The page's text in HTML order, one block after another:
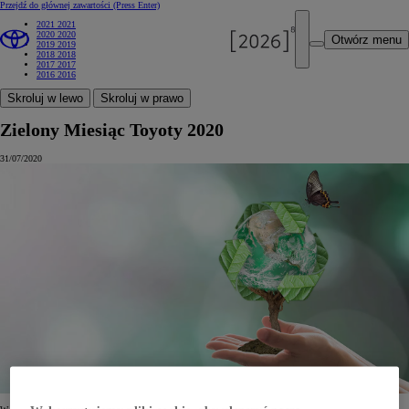
Przejdź do głównej zawartości (Press Enter)
Otwórz menu
2021 2021
2020 2020
2019 2019
2018 2018
2017 2017
2016 2016
Skroluj w lewo Skroluj w prawo
Zielony Miesiąc Toyoty 2020
31/07/2020